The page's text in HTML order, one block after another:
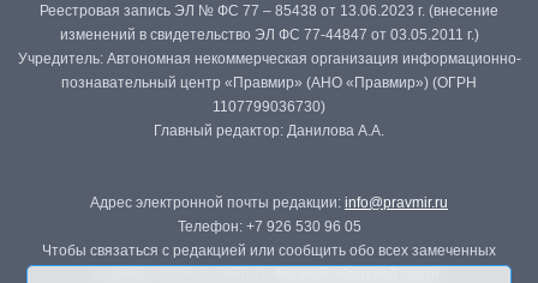
Реестровая запись ЭЛ № ФС 77 – 85438 от 13.06.2023 г. (внесение
изменений в свидетельство ЭЛ ФС 77-44847 от 03.05.2011 г.)
Учредитель: Автономная некоммерческая организация информационно-
познавательный центр «Правмир» (АНО «Правмир») (ОГРН
1107799036730)
Главный редактор: Данилова А.А.
Адрес электронной почты редакции: info@pravmir.ru
Телефон: +7 926 530 96 05
Чтобы связаться с редакцией или сообщить обо всех замеченных